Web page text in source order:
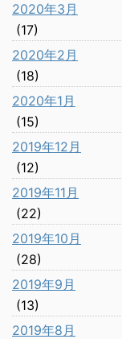
2020年3月
(17)
2020年2月
(18)
2020年1月
(15)
2019年12月
(12)
2019年11月
(22)
2019年10月
(28)
2019年9月
(13)
2019年8月